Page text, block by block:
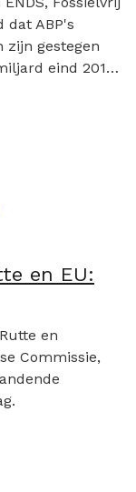
dat ABP's
zijn gestegen
eind 2018.
van de
investeringen
en EU:
en
Commissie,